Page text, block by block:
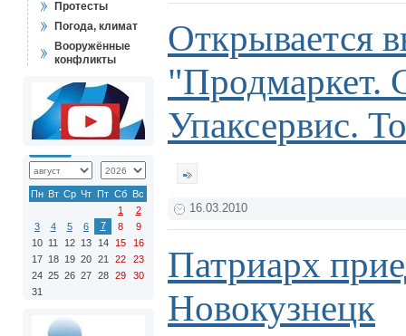
Протесты
Погода, климат
Вооружённые
конфликты
Пн Вт Ср Чт Пт Сб Вс
1
2
3
4 5 6 7 8
9
10 11 12 13 14 15
16
17 18 19 20 21 22
23
24 25 26 27 28 29
30
31
Открывается
"Продмаркет.
Упаксервис.
16.03.2010
Патриарх
Новокузнецк